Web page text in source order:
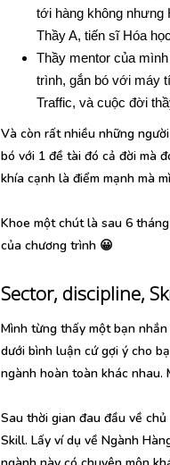
tới hàng không nhưng
Thầy A, tiến sĩ Hóa
Thầy mentor của
trình, gắn bó với máy
Traffic, và cuộc đời
Và còn rất nhiều những
bó với 1 đề tài đó cả đời mà
khía cạnh là điểm mạnh mà
Khoe một chút là sau 6
của chương trình 😀
Sector, discipline,
Mình từng thấy một bạn
dưới bình luận cứ gợi ý cho
ngành hoàn toàn khác nhau.
Sau thời gian đau đầu về
Skill. Lấy ví dụ về Ngành